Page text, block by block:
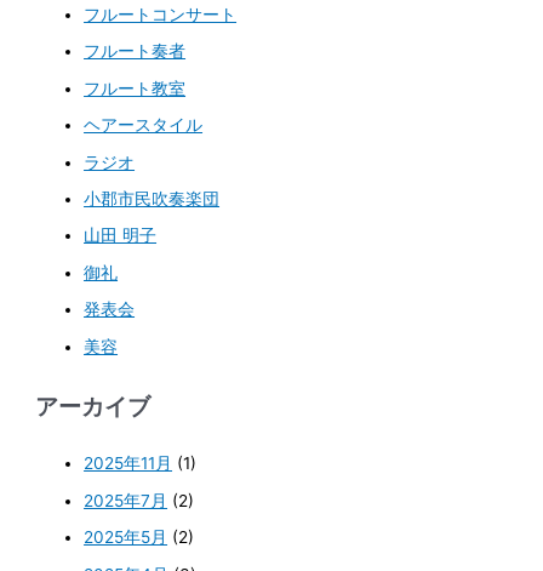
フルートコンサート
フルート奏者
フルート教室
ヘアースタイル
ラジオ
小郡市民吹奏楽団
山田 明子
御礼
発表会
美容
アーカイブ
2025年11月 (1)
2025年7月 (2)
2025年5月 (2)